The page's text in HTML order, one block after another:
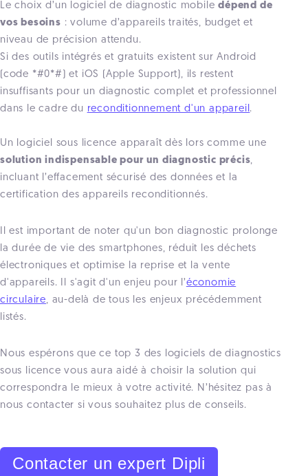
Le choix d’un logiciel de diagnostic mobiledépend de
vos besoins : volume d’appareils traités, budget et
niveau de précision attendu.
Si des outils intégrés et gratuits existent sur Android
(code *#0*#) et iOS (Apple Support), ils restent
insuffisants pour un diagnostic complet et professionnel
dans le cadre du reconditionnement d'un appareil.
Un logiciel sous licence apparaît dès lors comme une
solution indispensable pour un diagnostic précis,
incluant l’effacement sécurisé des données et la
certification des appareils reconditionnés.
Il est important de noter qu'un bon diagnostic prolonge
la durée de vie des smartphones, réduit les déchets
électroniques et optimise la reprise et la vente
d'appareils. Il s'agit d'un enjeu pour l’économie
circulaire, au-delà de tous les enjeux précédemment
listés.
Nous espérons que ce top 3 des logiciels de diagnostics
sous licence vous aura aidé à choisir la solution qui
correspondra le mieux à votre activité. N’hésitez pas à
nous contacter si vous souhaitez plus de conseils.
Contacter un expert Dipli